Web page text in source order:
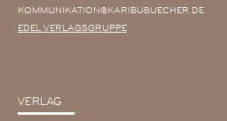
KOMMUNIKATION@KARIBUBUECHER.DE
EDEL VERLAGSGRUPPE
VERLAG